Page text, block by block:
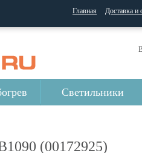
Главная Доставка и
Светильники
(00172925)